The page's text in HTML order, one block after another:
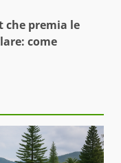
che premia le
come